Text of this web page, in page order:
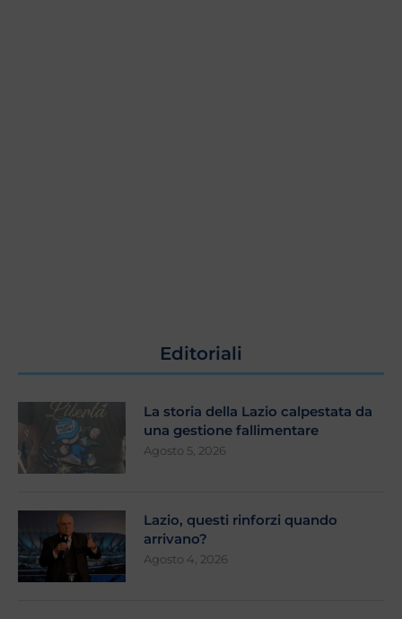
Editoriali
La storia della Lazio calpestata da
una gestione fallimentare
Agosto 5, 2026
Lazio, questi rinforzi quando
arrivano?
Agosto 4, 2026